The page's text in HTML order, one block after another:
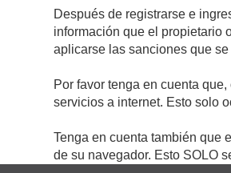
Después de registrarse e
información que el propietario
aplicarse las sanciones que
Por favor tenga en cuenta
servicios a internet. Esto solo
Tenga en cuenta también que
de su navegador. Esto SOLO